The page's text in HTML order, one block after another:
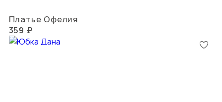
Платье Офелия
359 ₽